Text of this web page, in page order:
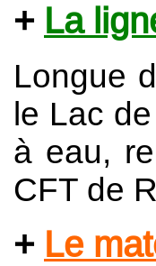
La
Longue
le Lac
à eau,
CFT de
Le